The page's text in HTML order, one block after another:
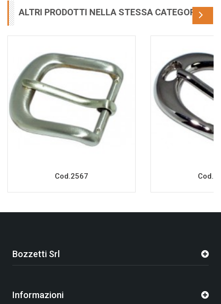
ALTRI PRODOTTI NELLA STESSA CATEGORIA
Cod.2567
Bozzetti Srl
Informazioni